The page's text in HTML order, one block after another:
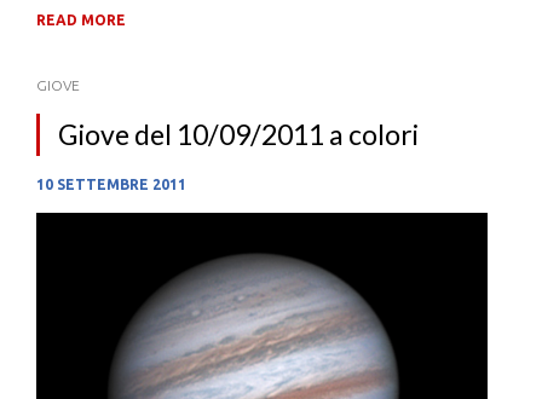
READ MORE
GIOVE
Giove del 10/09/2011 a colori
10 SETTEMBRE 2011